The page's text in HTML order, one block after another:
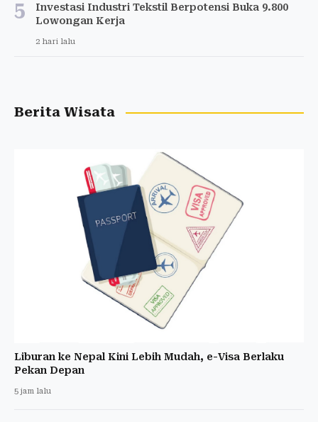
5
Investasi Industri Tekstil Berpotensi Buka 9.800
Lowongan Kerja
2 hari lalu
Berita Wisata
Liburan ke Nepal Kini Lebih Mudah, e-Visa Berlaku
Pekan Depan
5 jam lalu